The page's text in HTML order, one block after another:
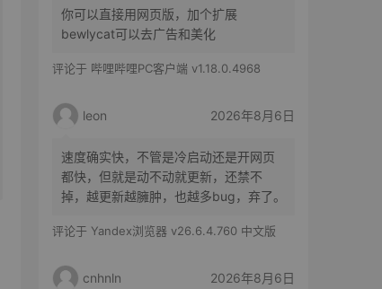
你可以直接用网页版，加个扩展
bewlycat可以去广告和美化
评论于 哔哩哔哩PC客户端 v1.18.0.4968
leon 2026年8月6日
速度确实快，不管是冷启动还是开网页
都快，但就是动不动就更新，还禁不
掉，越更新越臃肿，也越多bug，弃了。
评论于 Yandex浏览器 v26.6.4.760 中文版
cnhnln 2026年8月6日